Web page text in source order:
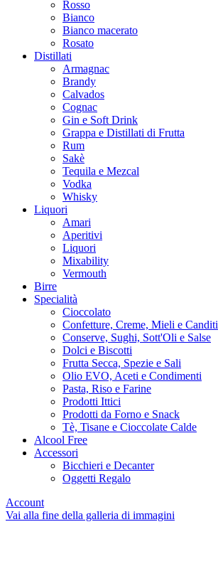
Rosso
Bianco
Bianco macerato
Rosato
Distillati
Armagnac
Brandy
Calvados
Cognac
Gin e Soft Drink
Grappa e Distillati di Frutta
Rum
Sakè
Tequila e Mezcal
Vodka
Whisky
Liquori
Amari
Aperitivi
Liquori
Mixability
Vermouth
Birre
Specialità
Cioccolato
Confetture, Creme, Mieli e Canditi
Conserve, Sughi, Sott'Oli e Salse
Dolci e Biscotti
Frutta Secca, Spezie e Sali
Olio EVO, Aceti e Condimenti
Pasta, Riso e Farine
Prodotti Ittici
Prodotti da Forno e Snack
Tè, Tisane e Cioccolate Calde
Alcool Free
Accessori
Bicchieri e Decanter
Oggetti Regalo
Account
Vai alla fine della galleria di immagini